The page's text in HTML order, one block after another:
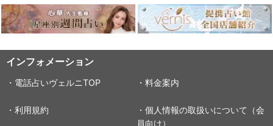
インフォメーション
・電話占いヴェルニTOP ・料金案内
・利用規約
・個人情報の取扱いについて（会
員向け）